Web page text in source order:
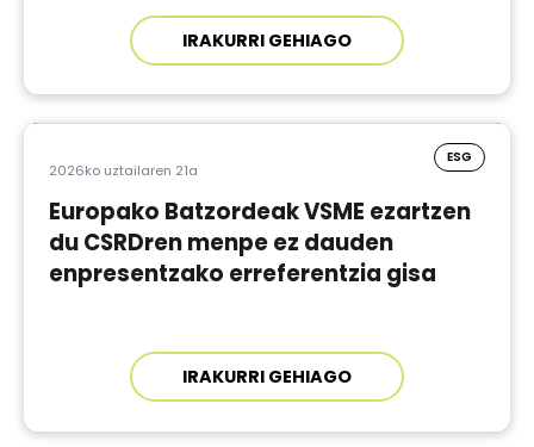
IRAKURRI GEHIAGO
2026ko uztailaren 21a
ESG
Europako Batzordeak VSME ezartzen
du CSRDren menpe ez dauden
enpresentzako erreferentzia gisa
IRAKURRI GEHIAGO